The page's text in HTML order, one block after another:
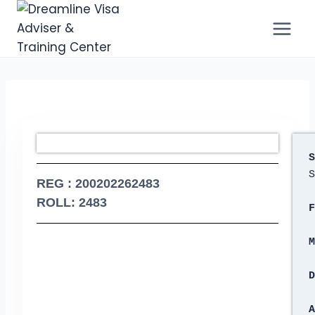
REG : 200202262483
ROLL: 2483